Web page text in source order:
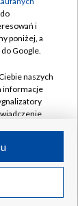
i
poniżej, a
Google.
naszych
informacje